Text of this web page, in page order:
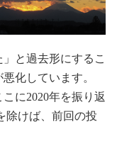
と過去形にするこ
化しています。
に2020年を振り返
除けば、前回の投